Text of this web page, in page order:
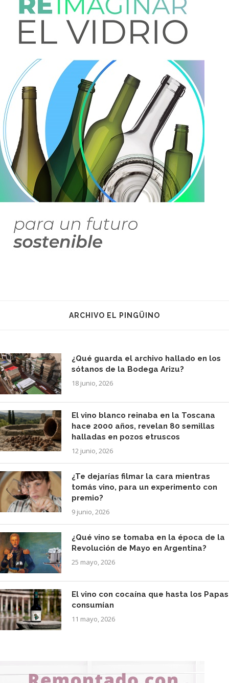
ARCHIVO EL PINGÜINO
¿Qué guarda el archivo hallado en los
sótanos de la Bodega Arizu?
18 junio, 2026
El vino blanco reinaba en la Toscana
hace 2000 años, revelan 80 semillas
halladas en pozos etruscos
12 junio, 2026
¿Te dejarías filmar la cara mientras
tomás vino, para un experimento con
premio?
9 junio, 2026
¿Qué vino se tomaba en la época de la
Revolución de Mayo en Argentina?
25 mayo, 2026
El vino con cocaína que hasta los Papas
consumían
11 mayo, 2026